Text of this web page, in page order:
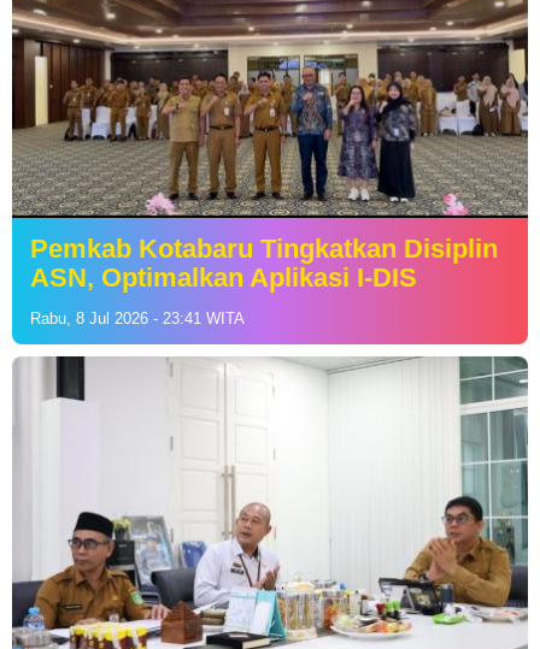
Pemkab Kotabaru Tingkatkan Disiplin
ASN, Optimalkan Aplikasi I-DIS
Rabu, 8 Jul 2026 - 23:41 WITA